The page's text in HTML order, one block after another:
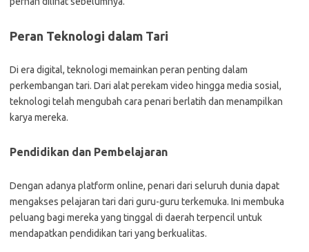
Peran Teknologi dalam Tari
Di era digital, teknologi memainkan peran penting dalam
perkembangan tari. Dari alat perekam video hingga media sosial,
teknologi telah mengubah cara penari berlatih dan menampilkan
karya mereka.
Pendidikan dan Pembelajaran
Dengan adanya platform online, penari dari seluruh dunia dapat
mengakses pelajaran tari dari guru-guru terkemuka. Ini membuka
peluang bagi mereka yang tinggal di daerah terpencil untuk
mendapatkan pendidikan tari yang berkualitas.